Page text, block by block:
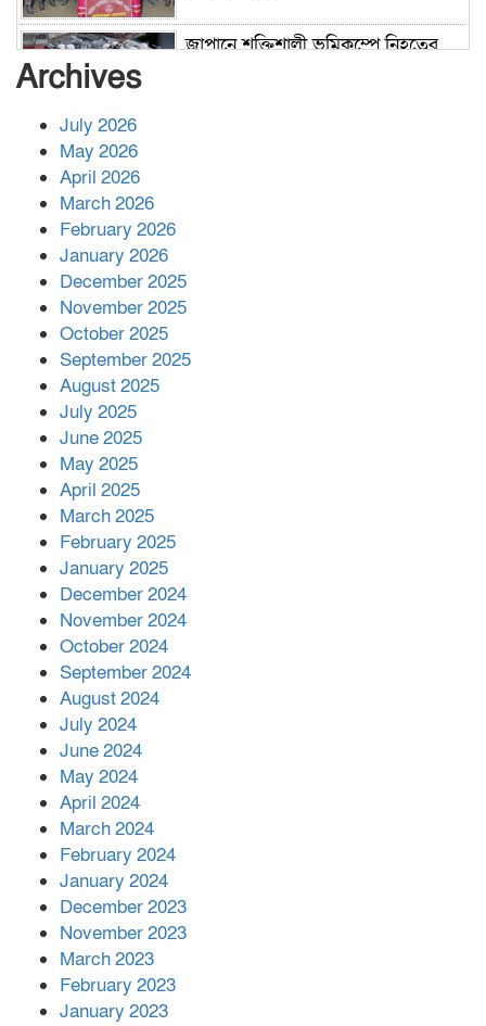
জাপানে শক্তিশালী ভূমিকম্পে নিহতের
পর ফোন তারেক রহমানের,গ্যাস সঙ্কট
সহায়তা দিলেন সাচিং প্রু জেরী
Archives
July 2026
May 2026
April 2026
March 2026
February 2026
January 2026
December 2025
November 2025
October 2025
September 2025
August 2025
July 2025
June 2025
May 2025
April 2025
March 2025
February 2025
January 2025
December 2024
November 2024
October 2024
September 2024
August 2024
July 2024
June 2024
May 2024
April 2024
March 2024
February 2024
January 2024
December 2023
November 2023
March 2023
February 2023
January 2023